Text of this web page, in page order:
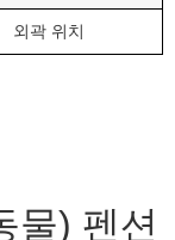
외곽 위치
물) 펜션